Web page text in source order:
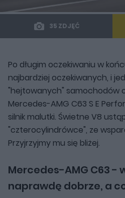
35 ZDJĘĆ
Po długim oczekiwaniu w
najbardziej oczekiwanych, i
"hejtowanych" samochodów
Mercedes-AMG C63 S E
silnik malutki. Świetne V8
"czterocylindrówce", ze
Przyjrzyjmy mu się bliżej.
Mercedes-AMG C63 -
naprawdę dobrze, a